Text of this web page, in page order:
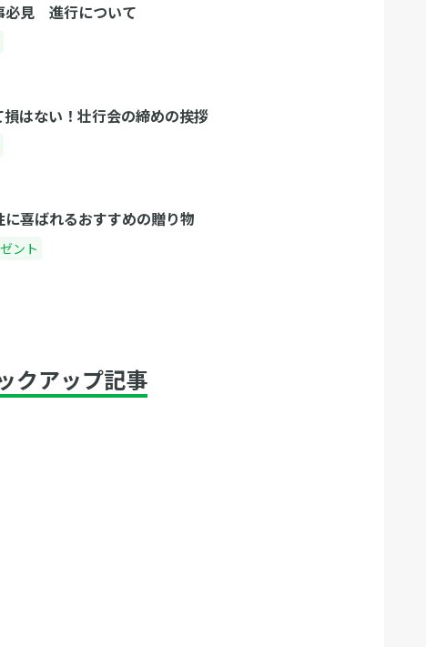
必見 進行について
損はない！壮行会の締めの挨拶
喜ばれるおすすめの贈り物
ント
クアップ記事